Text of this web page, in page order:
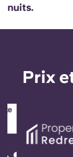
nuits.
Prix